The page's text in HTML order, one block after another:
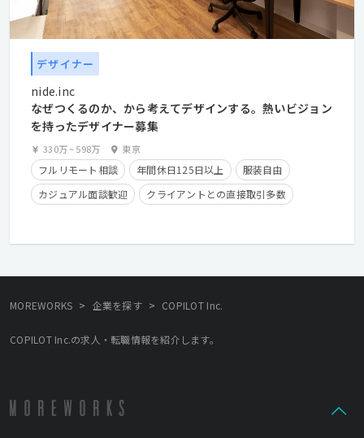
デザイナー
nide.inc
なぜつくるのか、から考えてデザインする。熱いビジョン
を持ったデザイナー募集
330万~598万 東京
フルリモート相談 年間休日125日以上
服装自由
カジュアル面談歓迎
クライアントとの直接取引多数
学歴不問
経験者優遇
MOREWORKS > 企業を探す > COPILOT Inc.
COPILOT Inc.の求人・転職情報を紹介します。